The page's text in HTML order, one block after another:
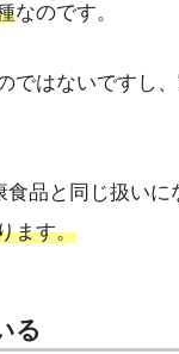
なのです。
ではないですし
品と同じ扱いに
ます。
る